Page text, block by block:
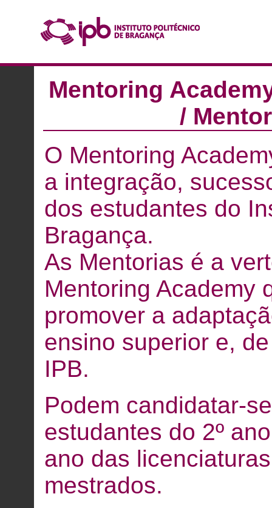
Mentoring
/
O Mentoring
a integração,
dos estudantes do
Bragança.
As Mentorias é a
Mentoring Academy
promover a
ensino superior e,
IPB.
Podem candidatar-
estudantes do 2º
ano das
mestrados.